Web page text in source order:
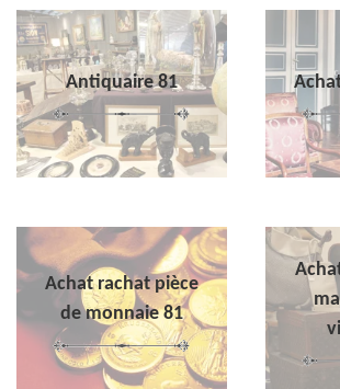
Antiquaire 81
Achat rachat pièce
de monnaie 81